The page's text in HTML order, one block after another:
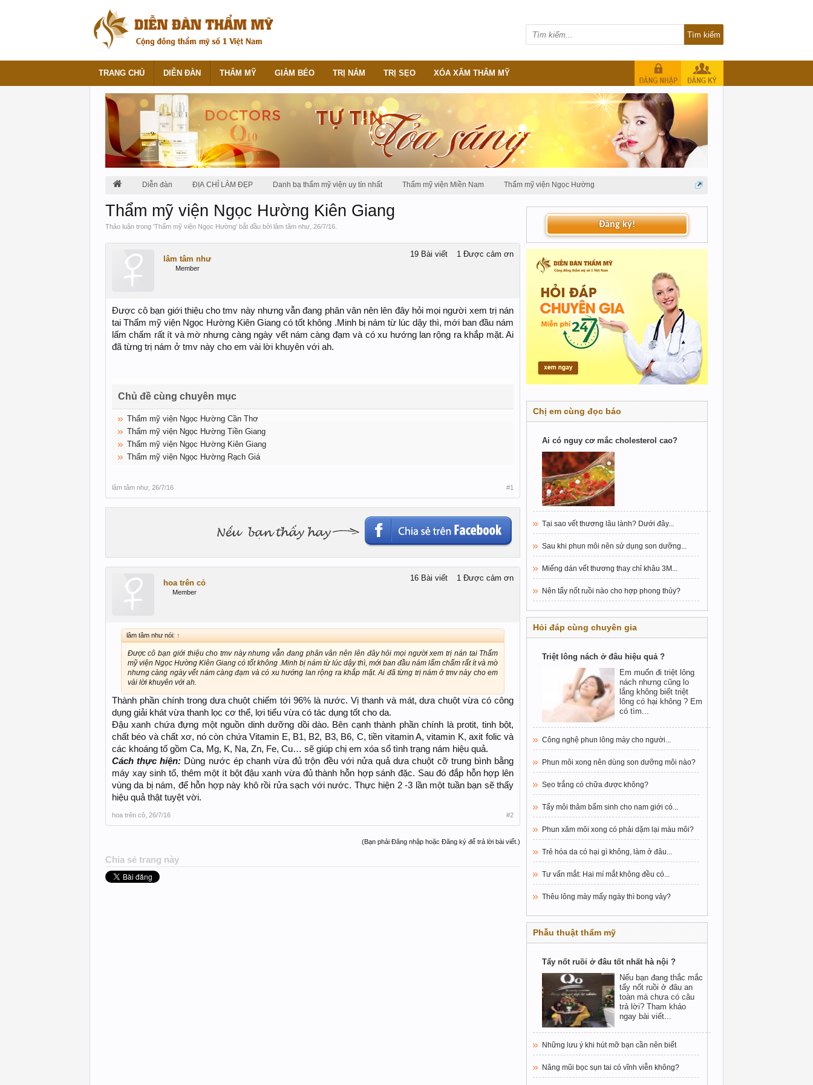
Diễn đàn ĐỊA CHỈ LÀM ĐẸP Danh bạ thẩm mỹ viện uy tín nhất Thẩm mỹ viện Miền Nam Thẩm mỹ viện Ngọc Hường
Thẩm mỹ viện Ngọc Hường Kiên Giang
Thảo luận trong 'Thẩm mỹ viện Ngọc Hường' bắt đầu bởi lâm tâm như 26/7/16
lâm tâm như
Member
19 Bài viết 1 Được cảm ơn
Được cô bạn giới thiệu cho tmv này nhưng vẫn đang phân vân nên lên đây hỏi mọi người xem trị nán
tai Thẩm mỹ viện Ngọc Hường Kiên Giang có tốt không .Minh bị nám từ lúc dậy thì, mới ban đầu nám
lấm chấm rất ít và mờ nhưng càng ngày vết nám càng đạm và có xu hướng lan rộng ra khắp mặt. Ai
đã từng trị nám ở tmv này cho em vài lời khuyên với ah.
Chủ đề cùng chuyên mục
Thẩm mỹ viện Ngọc Hường Cần Thơ
Thẩm mỹ viện Ngọc Hường Tiền Giang
Thẩm mỹ viện Ngọc Hường Kiên Giang
Thẩm mỹ viện Ngọc Hường Rạch Giá
lâm tâm như 26/7/16 #1
hoa trên cỏ
Member
16 Bài viết 1 Được cảm ơn
lâm tâm như nói: ↑
Được cô bạn giới thiệu cho tmv này nhưng vẫn đang phân vân nên lên đây hỏi mọi người xem trị nán tai Thẩm
mỹ viện Ngọc Hường Kiên Giang có tốt không .Minh bị nám từ lúc dậy thì, mới ban đầu nám lấm chấm rất ít và mờ
nhưng càng ngày vết nám càng đạm và có xu hướng lan rộng ra khắp mặt. Ai đã từng trị nám ở tmv này cho em
vài lời khuyên với ah.
Thành phần chính trong dưa chuột chiếm tới 96% là nước. Vị thanh và mát, dưa chuột vừa có công
dụng giải khát vừa thanh lọc cơ thể, lợi tiểu vừa có tác dụng tốt cho da.
Đậu xanh chứa đựng một nguồn dinh dưỡng dồi dào. Bên cạnh thành phần chính là protit, tinh bột,
chất béo và chất xơ, nó còn chứa Vitamin E, B1, B2, B3, B6, C, tiền vitamin A, vitamin K, axit folic và
các khoáng tố gồm Ca, Mg, K, Na, Zn, Fe, Cu… sẽ giúp chị em xóa sổ tình trạng nám hiệu quả.
Cách thực hiện: Dùng nước ép chanh vừa đủ trộn đều với nửa quả dưa chuột cỡ trung bình bằng
máy xay sinh tố, thêm một ít bột đậu xanh vừa đủ thành hỗn hợp sánh đặc. Sau đó đắp hỗn hợp lên
vùng da bị nám, để hỗn hợp này khô rồi rửa sạch với nước. Thực hiện 2 -3 lần một tuần bạn sẽ thấy
hiệu quả thật tuyệt vời.
hoa trên cỏ 26/7/16 #2
(Bạn phải Đăng nhập hoặc Đăng ký để trả lời bài viết.)
Chia sẻ trang này
Đăng ký!
Chị em cùng đọc báo
Ai có nguy cơ mắc cholesterol cao?
Tại sao vết thương lâu lành? Dưới đây...
Sau khi phun môi nên sử dụng son dưỡng...
Miếng dán vết thương thay chỉ khâu 3M...
Nên tẩy nốt ruồi nào cho hợp phong thủy?
Hỏi đáp cùng chuyên gia
Triệt lông nách ở đâu hiệu quả ?
Em muốn đi triệt lông
nách nhưng cũng lo
lắng không biết triệt
lông có hại không ? Em
có tìm...
Công nghệ phun lông mày cho người...
Phun môi xong nên dùng son dưỡng môi nào?
Sẹo trắng có chữa được không?
Tẩy môi thâm bẩm sinh cho nam giới có...
Phun xăm môi xong có phải dặm lại màu môi?
Trẻ hóa da có hại gì không, làm ở đâu...
Tư vấn mắt: Hai mí mắt không đều có...
Thêu lông mày mấy ngày thì bong vảy?
Phẫu thuật thẩm mỹ
Tẩy nốt ruồi ở đâu tốt nhất hà nội ?
Nếu bạn đang thắc mắc
tẩy nốt ruồi ở đâu an
toàn mà chưa có câu
trả lời? Tham khảo
ngay bài viết...
Những lưu ý khi hút mỡ bạn cần nên biết
Nâng mũi bọc sụn tai có vĩnh viễn không?
TRANG CHỦ DIỄN ĐÀN THẨM MỸ GIẢM BÉO TRỊ NÁM TRỊ SẸO XÓA XĂM THẨM MỸ